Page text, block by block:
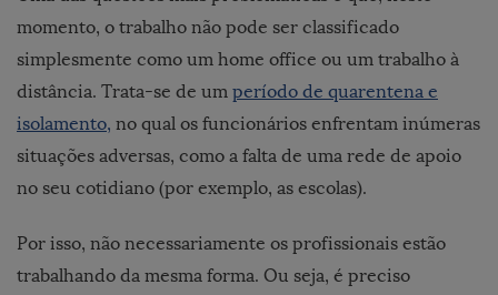
momento, o trabalho não pode ser classificado
simplesmente como um home office ou um trabalho à
distância. Trata-se de um período de quarentena e
isolamento, no qual os funcionários enfrentam inúmeras
situações adversas, como a falta de uma rede de apoio
no seu cotidiano (por exemplo, as escolas).
Por isso, não necessariamente os profissionais estão
trabalhando da mesma forma. Ou seja, é preciso